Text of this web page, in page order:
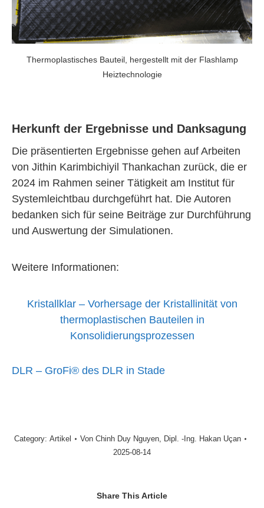
Thermoplastisches Bauteil, hergestellt mit der Flashlamp
Heiztechnologie
Herkunft der Ergebnisse und Danksagung
Die präsentierten Ergebnisse gehen auf Arbeiten
von Jithin Karimbichiyil Thankachan zurück, die er
2024 im Rahmen seiner Tätigkeit am Institut für
Systemleichtbau durchgeführt hat. Die Autoren
bedanken sich für seine Beiträge zur Durchführung
und Auswertung der Simulationen.
Weitere Informationen:
Kristallklar – Vorhersage der Kristallinität von
thermoplastischen Bauteilen in
Konsolidierungsprozessen
DLR – GroFi® des DLR in Stade
Category: Artikel Von Chinh Duy Nguyen, Dipl. -Ing. Hakan Uçan
2025-08-14
Share This Article